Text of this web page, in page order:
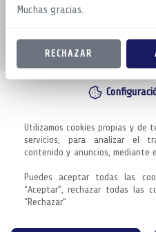
Muchas gracias.
RECHAZAR
Utilizamos cookies propias y de
servicios, para analizar el
contenido y anuncios, mediante
Puedes aceptar todas las
“Aceptar”, rechazar todas las
“Rechazar”